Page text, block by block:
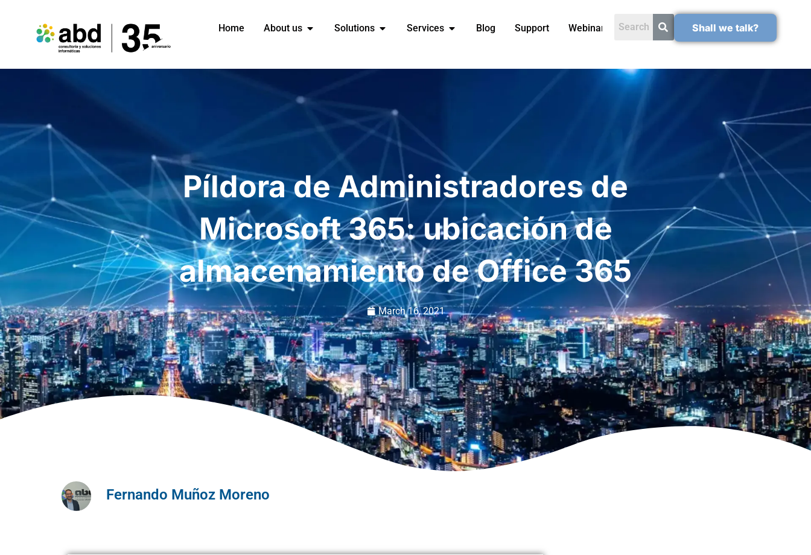
Home About us Solutions Services Blog Support Webinars Shall we talk?
Píldora de Administradores de
Microsoft 365: ubicación de
almacenamiento de Office 365
March 16, 2021
Fernando Muñoz Moreno